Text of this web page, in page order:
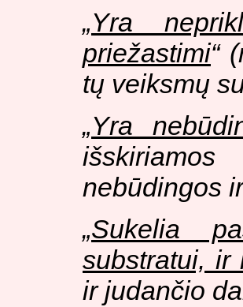
„Yra
priežastimi“ (
tų veiksmų
„Yra
nebūdingos
„Sukelia
substratui, ir
ir judančio